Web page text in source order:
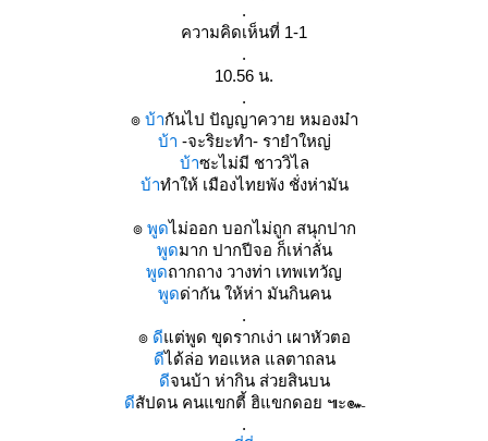
.
ความคิดเห็นที่ 1-1
.
10.56 น.
.
๏ บ้ากันไป ปัญญาควาย หมองม๋า
บ้า -จะริยะทำ- รายำใหญ่
บ้าซะไม่มี ชาววิไล
บ้าทำให้ เมืองไทยพัง ชั่งห่ามัน
๏ พูดไม่ออก บอกไม่ถูก สนุกปาก
พูดมาก ปากปีจอ ก็เห่าลั่น
พูดถากถาง วางท่า เทพเทวัญ
พูดด่ากัน ให้ห่า มันกินคน
.
๏ ดีต่พูด ขุดรากเง่า เผาหัวตอ
ดีได้ล่อ ทอแหล แลตาถลน
ดีจนบ้า ห่ากิน ส่วยสินบน
ดีสัปดน คนแขกตี้ ฮิแขกดอย ๚ะ๛
.